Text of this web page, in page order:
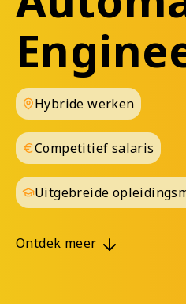
Hybride werken
Competitief salaris
Uitgebreide
Ontdek meer